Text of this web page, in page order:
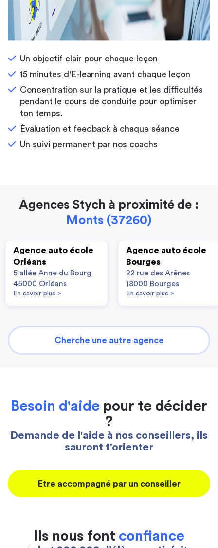
Un objectif clair pour chaque leçon
15 minutes d'E-learning avant chaque leçon
Concentration sur la pratique et les difficultés
pendant le cours de conduite pour optimiser
ton temps.
Évaluation et feedback à chaque séance
Un suivi permanent par nos coachs
Agences Stych à proximité de :
Monts (37260)
Agence auto école
Orléans
5 allée Anne du Bourg
45000 Orléans
En savoir plus >
Agence auto école
Bourges
22 rue des Arênes
18000 Bourges
En savoir plus >
Cherche une autre agence
Besoin d'aide pour te décider
?
Demande de l'aide à nos conseillers, ils
sauront t'orienter
Etre accompagné par un conseiller
Ils nous font confiance